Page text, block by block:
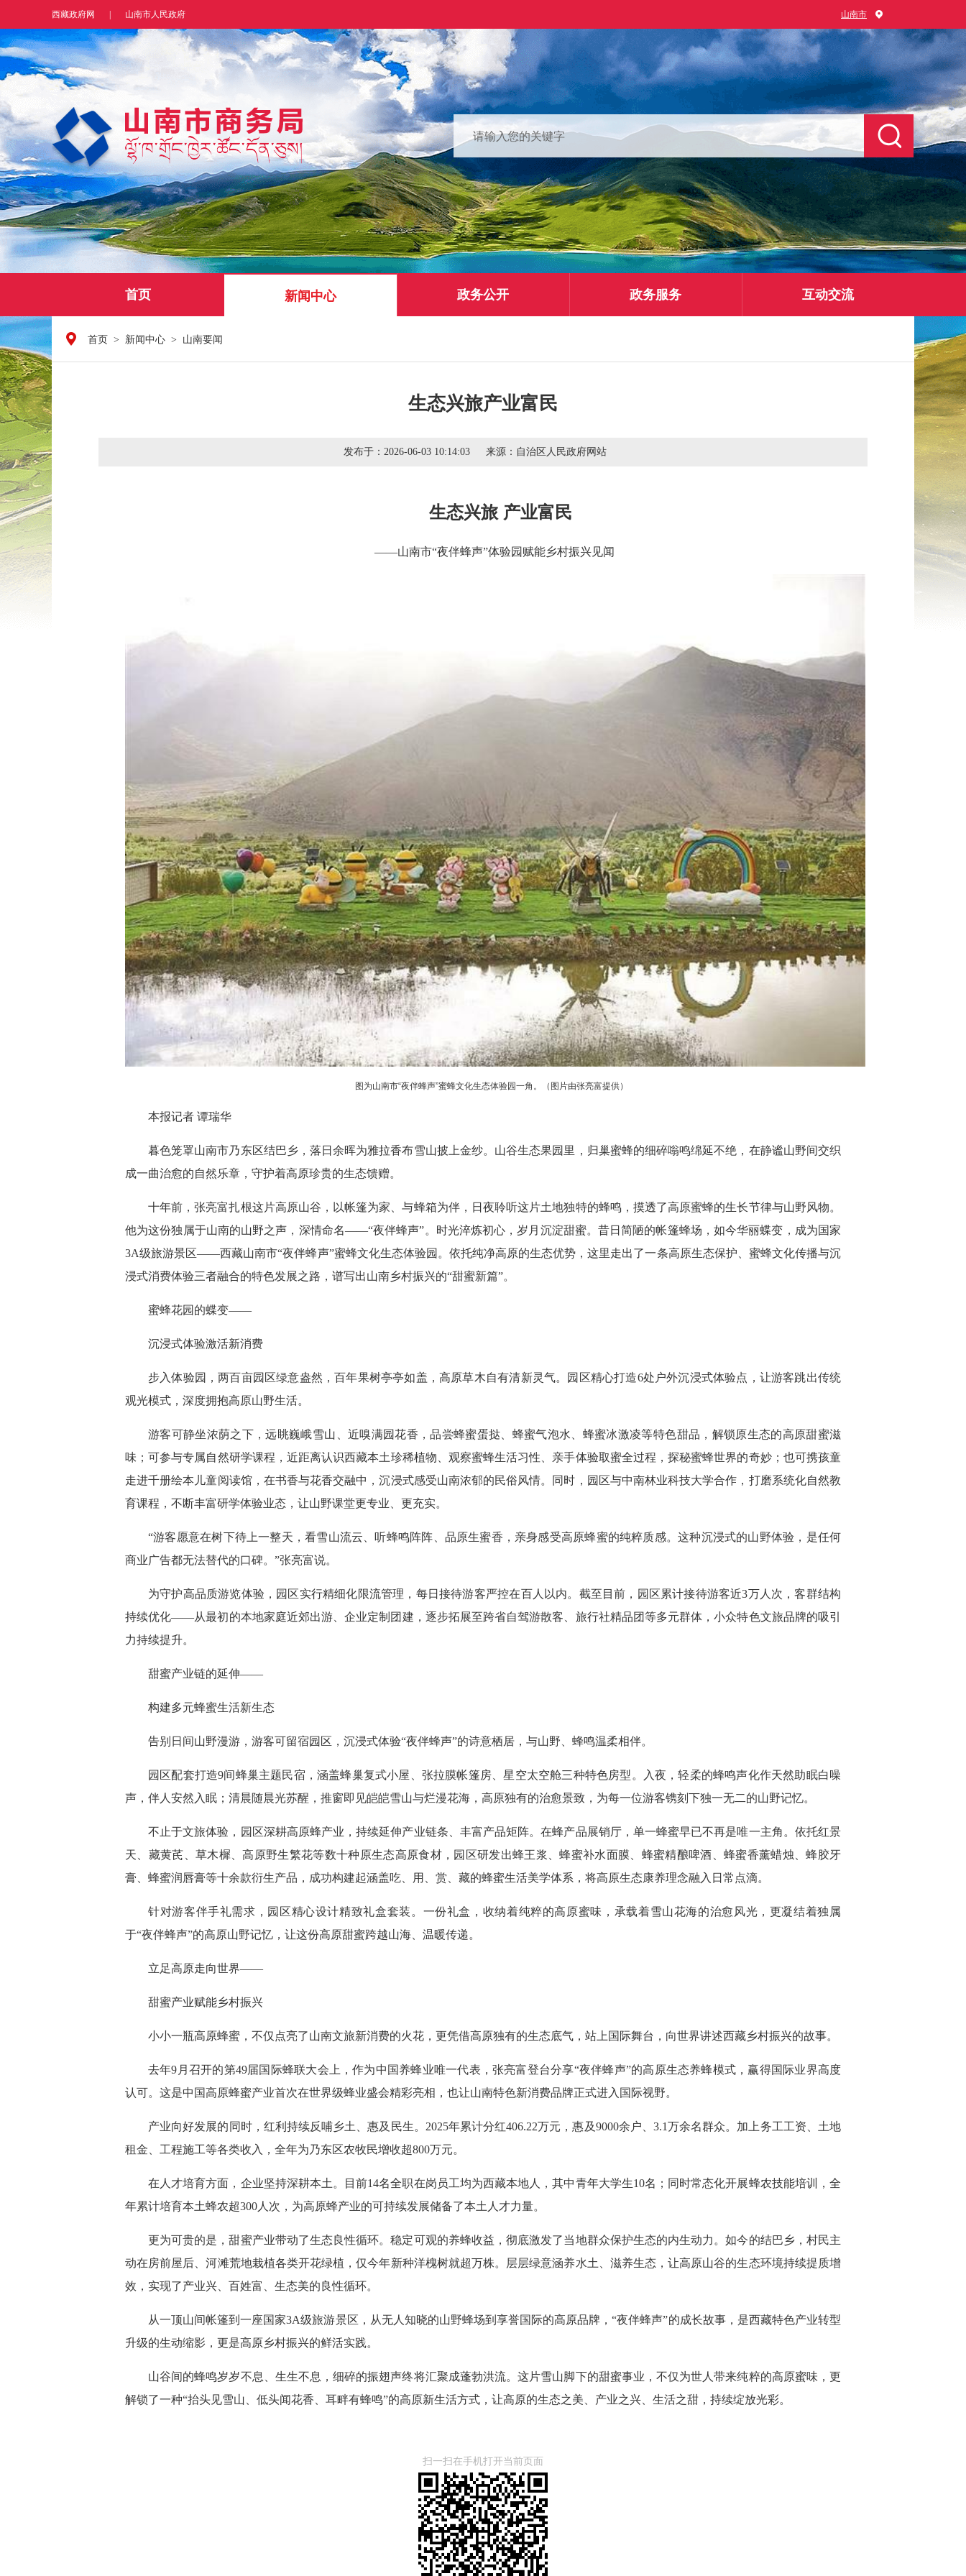
西藏政府网 山南市人民政府 山南市
首页 新闻中心 政务公开 政务服务 互动交流
首页 > 新闻中心 > 山南要闻
生态兴旅产业富民
发布于： 2026-06-03 10:14:03 来源： 自治区人民政府网站
生态兴旅 产业富民
——山南市“夜伴蜂声”体验园赋能乡村振兴见闻
图为山南市“夜伴蜂声”蜜蜂文化生态体验园一角。（图片由张亮富提供）
本报记者 谭瑞华
暮色笼罩山南市乃东区结巴乡，落日余晖为雅拉香布雪山披上金纱。山谷生态果园里，归巢蜜蜂的细碎嗡鸣绵延不绝，在静谧山野间交织
成一曲治愈的自然乐章，守护着高原珍贵的生态馈赠。
十年前，张亮富扎根这片高原山谷，以帐篷为家、与蜂箱为伴，日夜聆听这片土地独特的蜂鸣，摸透了高原蜜蜂的生长节律与山野风物。
他为这份独属于山南的山野之声，深情命名——“夜伴蜂声”。时光淬炼初心，岁月沉淀甜蜜。昔日简陋的帐篷蜂场，如今华丽蝶变，成为国家
3A级旅游景区——西藏山南市“夜伴蜂声”蜜蜂文化生态体验园。依托纯净高原的生态优势，这里走出了一条高原生态保护、蜜蜂文化传播与沉
浸式消费体验三者融合的特色发展之路，谱写出山南乡村振兴的“甜蜜新篇”。
蜜蜂花园的蝶变——
沉浸式体验激活新消费
步入体验园，两百亩园区绿意盎然，百年果树亭亭如盖，高原草木自有清新灵气。园区精心打造6处户外沉浸式体验点，让游客跳出传统
观光模式，深度拥抱高原山野生活。
游客可静坐浓荫之下，远眺巍峨雪山、近嗅满园花香，品尝蜂蜜蛋挞、蜂蜜气泡水、蜂蜜冰激凌等特色甜品，解锁原生态的高原甜蜜滋
味；可参与专属自然研学课程，近距离认识西藏本土珍稀植物、观察蜜蜂生活习性、亲手体验取蜜全过程，探秘蜜蜂世界的奇妙；也可携孩童
走进千册绘本儿童阅读馆，在书香与花香交融中，沉浸式感受山南浓郁的民俗风情。同时，园区与中南林业科技大学合作，打磨系统化自然教
育课程，不断丰富研学体验业态，让山野课堂更专业、更充实。
“游客愿意在树下待上一整天，看雪山流云、听蜂鸣阵阵、品原生蜜香，亲身感受高原蜂蜜的纯粹质感。这种沉浸式的山野体验，是任何
商业广告都无法替代的口碑。”张亮富说。
为守护高品质游览体验，园区实行精细化限流管理，每日接待游客严控在百人以内。截至目前，园区累计接待游客近3万人次，客群结构
持续优化——从最初的本地家庭近郊出游、企业定制团建，逐步拓展至跨省自驾游散客、旅行社精品团等多元群体，小众特色文旅品牌的吸引
力持续提升。
甜蜜产业链的延伸——
构建多元蜂蜜生活新生态
告别日间山野漫游，游客可留宿园区，沉浸式体验“夜伴蜂声”的诗意栖居，与山野、蜂鸣温柔相伴。
园区配套打造9间蜂巢主题民宿，涵盖蜂巢复式小屋、张拉膜帐篷房、星空太空舱三种特色房型。入夜，轻柔的蜂鸣声化作天然助眠白噪
声，伴人安然入眠；清晨随晨光苏醒，推窗即见皑皑雪山与烂漫花海，高原独有的治愈景致，为每一位游客镌刻下独一无二的山野记忆。
不止于文旅体验，园区深耕高原蜂产业，持续延伸产业链条、丰富产品矩阵。在蜂产品展销厅，单一蜂蜜早已不再是唯一主角。依托红景
天、藏黄芪、草木樨、高原野生繁花等数十种原生态高原食材，园区研发出蜂王浆、蜂蜜补水面膜、蜂蜜精酿啤酒、蜂蜜香薰蜡烛、蜂胶牙
膏、蜂蜜润唇膏等十余款衍生产品，成功构建起涵盖吃、用、赏、藏的蜂蜜生活美学体系，将高原生态康养理念融入日常点滴。
针对游客伴手礼需求，园区精心设计精致礼盒套装。一份礼盒，收纳着纯粹的高原蜜味，承载着雪山花海的治愈风光，更凝结着独属
于“夜伴蜂声”的高原山野记忆，让这份高原甜蜜跨越山海、温暖传递。
立足高原走向世界——
甜蜜产业赋能乡村振兴
小小一瓶高原蜂蜜，不仅点亮了山南文旅新消费的火花，更凭借高原独有的生态底气，站上国际舞台，向世界讲述西藏乡村振兴的故事。
去年9月召开的第49届国际蜂联大会上，作为中国养蜂业唯一代表，张亮富登台分享“夜伴蜂声”的高原生态养蜂模式，赢得国际业界高度
认可。这是中国高原蜂蜜产业首次在世界级蜂业盛会精彩亮相，也让山南特色新消费品牌正式进入国际视野。
产业向好发展的同时，红利持续反哺乡土、惠及民生。2025年累计分红406.22万元，惠及9000余户、3.1万余名群众。加上务工工资、土地
租金、工程施工等各类收入，全年为乃东区农牧民增收超800万元。
在人才培育方面，企业坚持深耕本土。目前14名全职在岗员工均为西藏本地人，其中青年大学生10名；同时常态化开展蜂农技能培训，全
年累计培育本土蜂农超300人次，为高原蜂产业的可持续发展储备了本土人才力量。
更为可贵的是，甜蜜产业带动了生态良性循环。稳定可观的养蜂收益，彻底激发了当地群众保护生态的内生动力。如今的结巴乡，村民主
动在房前屋后、河滩荒地栽植各类开花绿植，仅今年新种洋槐树就超万株。层层绿意涵养水土、滋养生态，让高原山谷的生态环境持续提质增
效，实现了产业兴、百姓富、生态美的良性循环。
从一顶山间帐篷到一座国家3A级旅游景区，从无人知晓的山野蜂场到享誉国际的高原品牌，“夜伴蜂声”的成长故事，是西藏特色产业转型
升级的生动缩影，更是高原乡村振兴的鲜活实践。
山谷间的蜂鸣岁岁不息、生生不息，细碎的振翅声终将汇聚成蓬勃洪流。这片雪山脚下的甜蜜事业，不仅为世人带来纯粹的高原蜜味，更
解锁了一种“抬头见雪山、低头闻花香、耳畔有蜂鸣”的高原新生活方式，让高原的生态之美、产业之兴、生活之甜，持续绽放光彩。
扫一扫在手机打开当前页面